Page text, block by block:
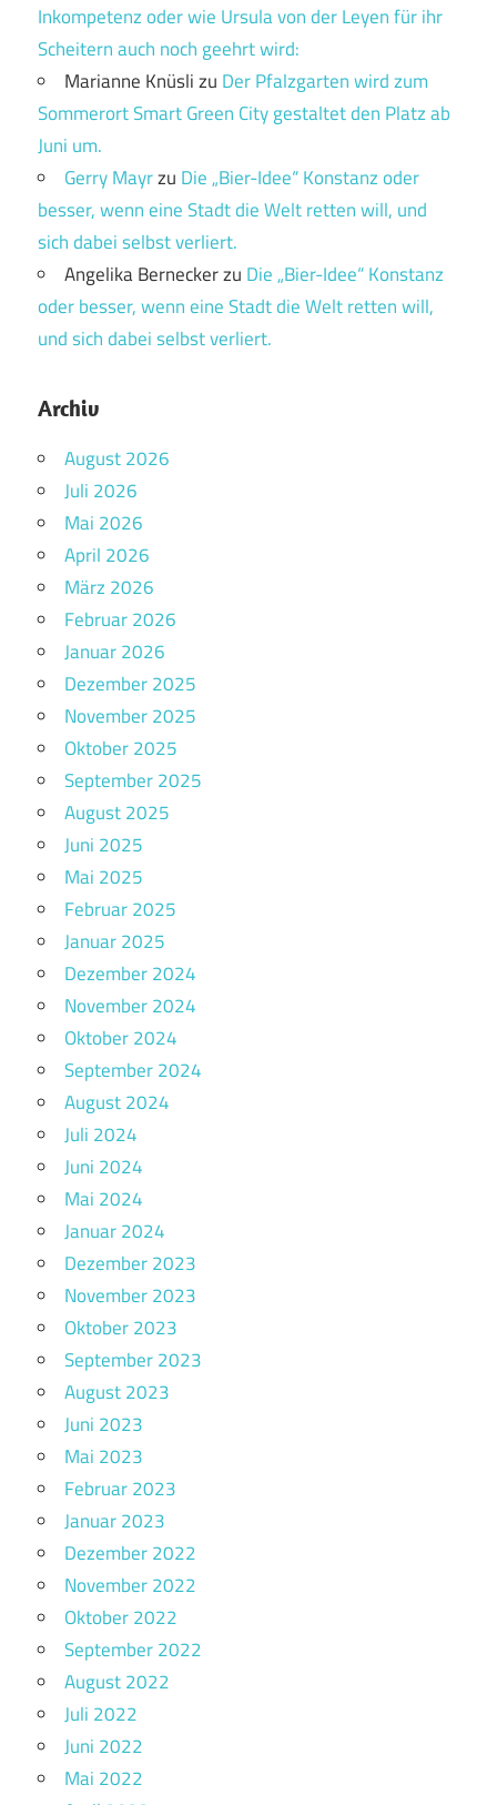
Inkompetenz oder wie Ursula von der Leyen für ihr
Scheitern auch noch geehrt wird:
Marianne Knüslizu Der Pfalzgarten wird zum
Sommerort Smart Green City gestaltet den Platz ab
Juni um.
Gerry Mayrzu Die „Bier-Idee“ Konstanz oder
besser, wenn eine Stadt die Welt retten will, und
sich dabei selbst verliert.
Angelika Berneckerzu Die „Bier-Idee“ Konstanz
oder besser, wenn eine Stadt die Welt retten will,
und sich dabei selbst verliert.
Archiv
August 2026
Juli 2026
Mai 2026
April 2026
März 2026
Februar 2026
Januar 2026
Dezember 2025
November 2025
Oktober 2025
September 2025
August 2025
Juni 2025
Mai 2025
Februar 2025
Januar 2025
Dezember 2024
November 2024
Oktober 2024
September 2024
August 2024
Juli 2024
Juni 2024
Mai 2024
Januar 2024
Dezember 2023
November 2023
Oktober 2023
September 2023
August 2023
Juni 2023
Mai 2023
Februar 2023
Januar 2023
Dezember 2022
November 2022
Oktober 2022
September 2022
August 2022
Juli 2022
Juni 2022
Mai 2022